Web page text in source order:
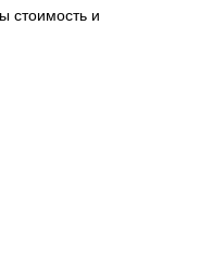
стоимость и